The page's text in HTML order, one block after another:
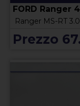
FORD Ranger
Ranger MS-RT
Prezzo